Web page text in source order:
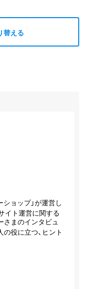
替える
ョップ」が運営し
イト運営に関する
さまのインタビュ
役に立つ、ヒント